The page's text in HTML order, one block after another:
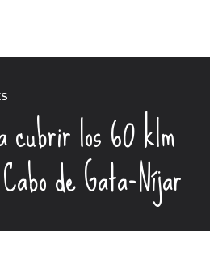
los 60 klm
de Gata-Níjar